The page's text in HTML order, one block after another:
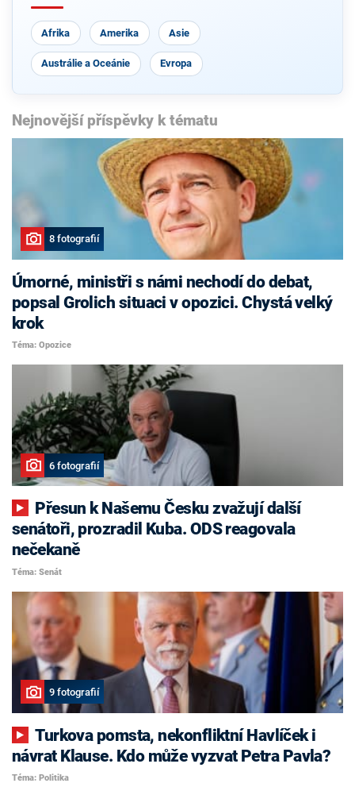
Afrika Amerika Asie
Austrálie a Oceánie Evropa
Nejnovější příspěvky k tématu
8 fotografií
Úmorné, ministři s námi nechodí do debat,
popsal Grolich situaci v opozici. Chystá velký
krok
Téma: Opozice
6 fotografií
senátoři, prozradil Kuba. ODS reagovala
nečekaně
Téma: Senát
9 fotografií
Turkova pomsta, nekonfliktní Havlíček i
návrat Klause. Kdo může vyzvat Petra Pavla?
Téma: Politika